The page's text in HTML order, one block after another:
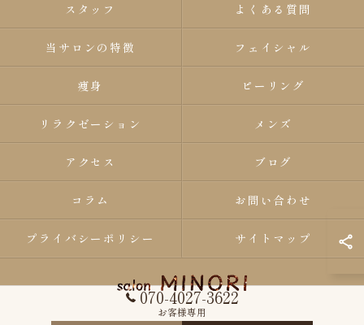
070-4027-3622
お客様専用
スタッフ よくある質問
当サロンの特徴 フェイシャル
痩身 ピーリング
リラクゼーション メンズ
アクセス ブログ
コラム お問い合わせ
プライバシーポリシー サイトマップ
© 2026 和歌山県紀の川市のエステならsalon MINORI ALL RIGHTS